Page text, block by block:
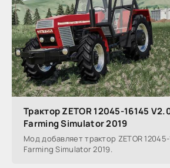
Трактор ZETOR 12045-16145
Farming Simulator 2019
Мод добавляет трактор ZETOR 12045-
Farming Simulator 2019.